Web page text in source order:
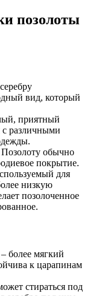
позолоты
вид, который
приятный
с различными
Позолоту обычно
покрытие.
для
низкую
позолоченное
более мягкий
к царапинам
стираться под